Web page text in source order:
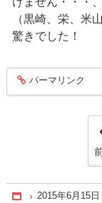
（黒崎、栄、米
驚きでした！
entry234
パーマリンク
Home
2015年6月15日